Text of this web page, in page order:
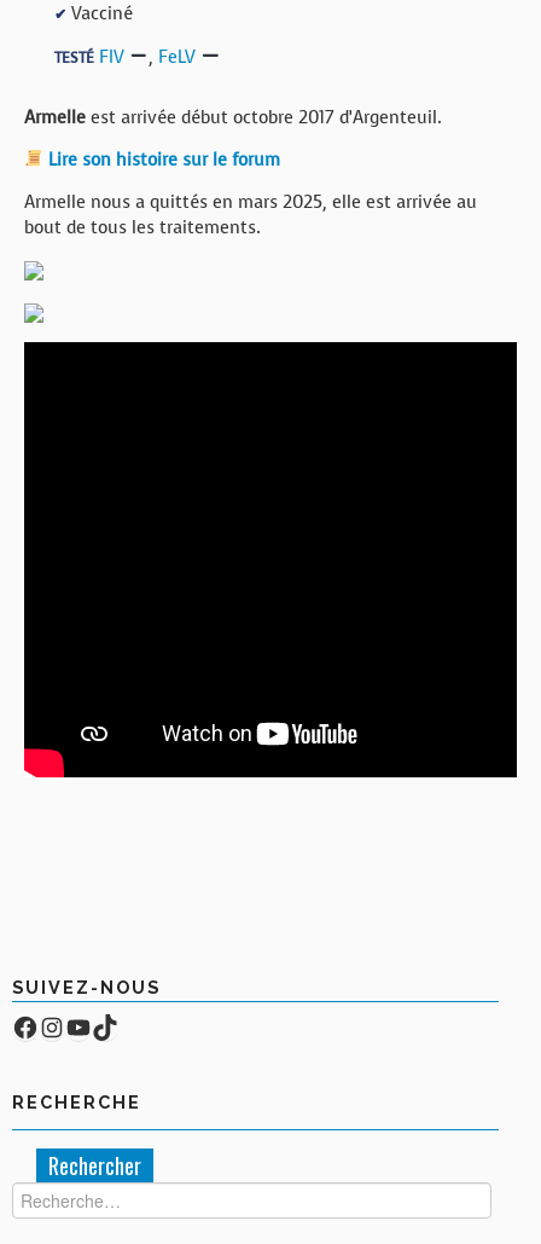
✔ Vacciné
TESTÉ FIV , FeLV
Armelle est arrivée début octobre 2017 d’Argenteuil.
Lire son histoire sur le forum
Armelle nous a quittés en mars 2025, elle est arrivée au
bout de tous les traitements.
SUIVEZ-NOUS
Facebook
Compte Instagram
YouTube
TikTok
RECHERCHE
Rechercher :